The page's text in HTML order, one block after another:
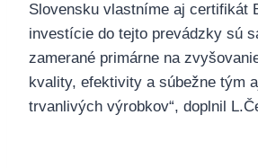
Slovensku vlastníme aj certifikát
investície do tejto prevádzky sú
zamerané primárne na
kvality, efektivity a súbežne tým
trvanlivých výrobkov“, doplnil